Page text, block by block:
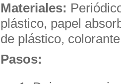
Materiales:
plástico, papel
de plástico,
Pasos: